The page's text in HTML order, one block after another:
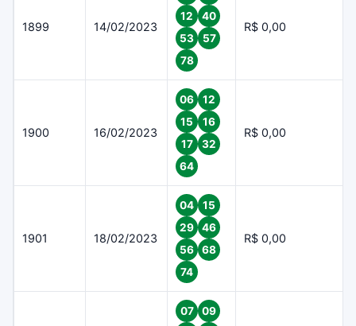
1899 14/02/2023
12
40
53
57
78
R$ 0,00
1900 16/02/2023
06
12
15
16
17
32
64
R$ 0,00
1901 18/02/2023
04
15
29
46
56
68
74
R$ 0,00
07
09